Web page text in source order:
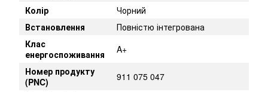
Колір
Чорний
Встановлення
Повністю інтегрована
Клас
енергоспоживання
A+
Номер продукту
(PNC)
911 075 047